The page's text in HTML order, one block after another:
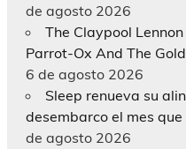
de agosto 2026
The Claypool
Parrot-Ox And The
6 de agosto 2026
Sleep renueva su
desembarco el mes que
de agosto 2026